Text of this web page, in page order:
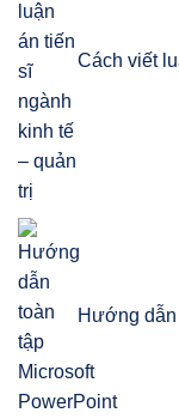
Cách viết
Hướng dẫn